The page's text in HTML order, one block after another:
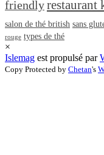
friendly
salon de thé british sans
rouge types de thé
×
Islemag est propulsé par
Copy Protected by Chetan's